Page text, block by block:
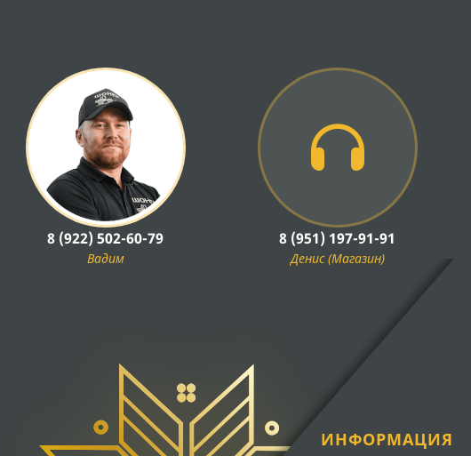
8 (922) 502-60-79
Вадим
8 (951) 197-91-91
Денис (Магазин)
ИНФОРМАЦИЯ